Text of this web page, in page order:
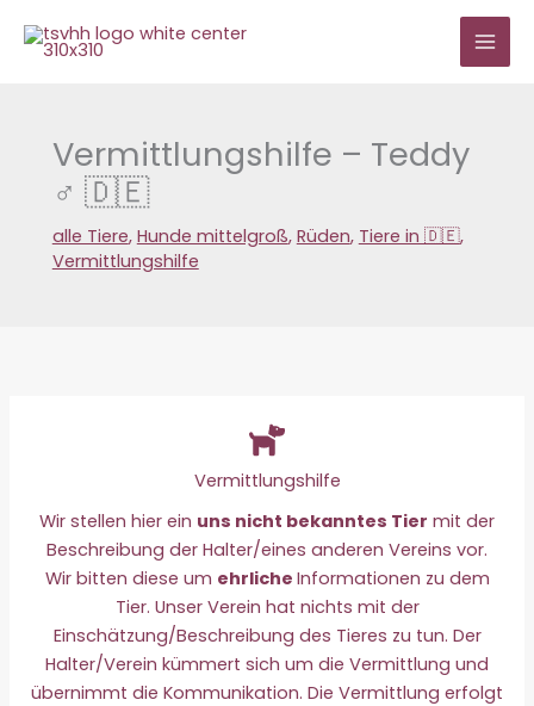
Inhalt
Vermittlungshilfe – Teddy
♂ 🇩🇪
alle Tiere, Hunde mittelgroß, Rüden, Tiere in 🇩🇪,
Vermittlungshilfe
Vermittlungshilfe
Wir stellen hier ein uns nicht bekanntes Tier mit der
Beschreibung der Halter/eines anderen Vereins vor.
Wir bitten diese um ehrliche Informationen zu dem
Tier. Unser Verein hat nichts mit der
Einschätzung/Beschreibung des Tieres zu tun. Der
Halter/Verein kümmert sich um die Vermittlung und
übernimmt die Kommunikation. Die Vermittlung erfolgt